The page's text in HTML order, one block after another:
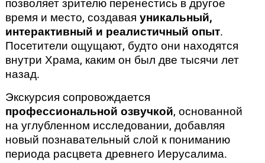
позволяет зрителю перенестись в другое
время и место, создавая уникальный,
интерактивный и реалистичный опыт.
Посетители ощущают, будто они находятся
внутри Храма, каким он был две тысячи лет
назад.
Экскурсия сопровождается
профессиональной озвучкой, основанной
на углубленном исследовании, добавляя
новый познавательный слой к пониманию
периода расцвета древнего Иерусалима.